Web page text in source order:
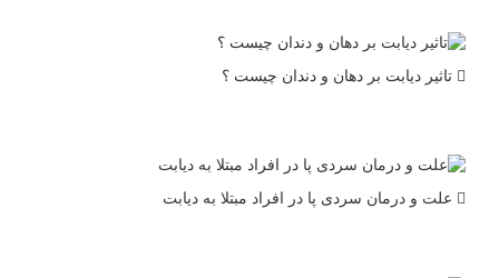
تاثیر دیابت بر دهان و دندان چیست ؟
علت و درمان سردی پا در افراد مبتلا به دیابت